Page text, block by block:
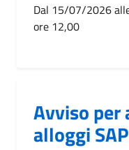
Dal 15/07/2026
ore 12,00
Avviso per
alloggi